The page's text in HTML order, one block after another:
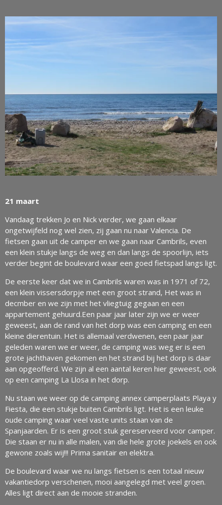
21 maart
Vandaag trekken Jo en Nick verder, we gaan elkaar
ongetwijfeld nog wel zien, zij gaan nu naar Valencia. De
fietsen gaan uit de camper en we gaan naar Cambrils, even
een klein stukje langs de weg en dan langs de spoorlijn, iets
verder begint de boulevard waar een goed fietspad langs ligt.
De eerste keer dat we in Cambrils waren was in 1971 of 72,
een klein vissersdorpje met een groot strand, Het was in
decmber en we zijn met het vliegtuig gegaan en een
appartement gehuurd.Een paar jaar later zijn we er weer
geweest, aan de rand van het dorp was een camping en een
kleine dierentuin. Het is allemaal verdwenen, een paar jaar
geleden waren we er weer, de camping was weg er is een
grote jachthaven gekomen en het strand bij het dorp is daar
aan opgeofferd. We zijn al een aantal keren hier geweest, ook
op een camping La Llosa in het dorp.
Nu staan we weer op de camping annex camperplaats Playa y
Fiesta, die een stukje buiten Cambrils ligt. Het is een leuke
oude camping waar veel vaste units staan van de
Spanjaarden. Er is een groot stuk gereserveerd voor camper.
Die staan er nu in alle malen, van die hele grote joekels en ook
gewone zoals wij!!! Prima sanitair en elektra.
De boulevard waar we nu langs fietsen is een totaal nieuw
vakantiedorp verschenen, mooi aangelegd met veel groen.
Alles ligt direct aan de mooie stranden.